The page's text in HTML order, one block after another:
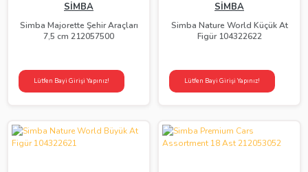
SİMBA
Simba Majorette Şehir Araçları
7,5 cm 212057500
Lütfen Bayi Girişi Yapınız!
SİMBA
Simba Nature World Küçük At
Figür 104322622
Lütfen Bayi Girişi Yapınız!